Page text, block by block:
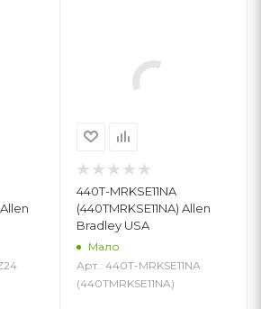
440T-MRKSE11NA
(440TMRKSE11NA) Allen
Bradley USA
Мало
Арт.: 440T-MRKSE11NA
(440TMRKSE11NA)